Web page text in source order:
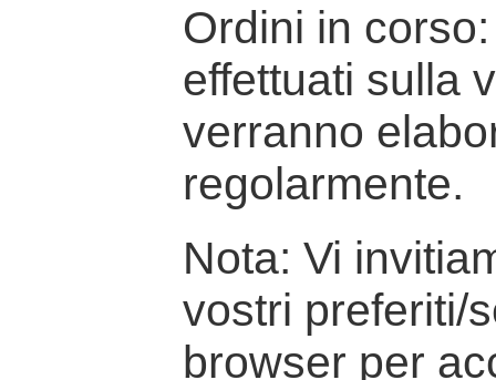
Ordini in
effettuati sulla
verranno
regolarmente.
Nota: Vi
vostri preferiti/
browser per